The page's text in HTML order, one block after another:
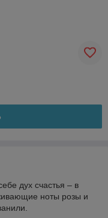
дух счастья – в
ноты розы и